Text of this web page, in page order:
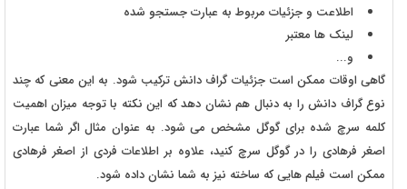
اطلاعت و جزئیات مربوط به عبارت جستجو شده
لینک ها معتبر
و...
گاهی اوقات ممکن است جزئیات گراف دانش ترکیب شود. به این معنی که چند
نوع گراف دانش را به دنبال هم نشان دهد که این نکته با توجه میزان اهمیت
کلمه سرچ شده برای گوگل مشخص می شود. به عنوان مثال اگر شما عبارت
اصغر فرهادی را در گوگل سرچ کنید، علاوه بر اطلاعات فردی از اصغر فرهادی
ممکن است فیلم هایی که ساخته نیز به شما نشان داده شود.